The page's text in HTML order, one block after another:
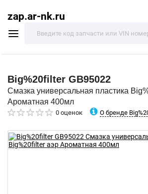
zap.ar-nk.ru
Big%20filter GB95022
Смазка универсальная пластика
Ароматная 400мл
0 оценок О бренде